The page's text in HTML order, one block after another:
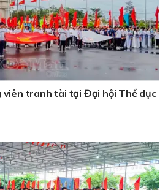
viên tranh tài tại Đại hội Thể dục